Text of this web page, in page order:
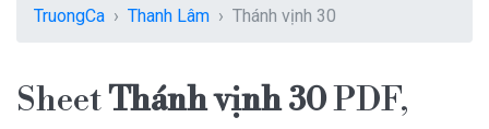
TruongCa Thanh Lâm Thánh vịnh 30
SheetThánh vịnh 30PDF,